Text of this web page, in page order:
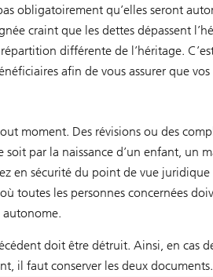
obligatoirement qu’elles seront
craint que les dettes dépassent
différente de l’héritage.
afin de vous assurer que
moment. Des révisions ou des
par la naissance d’un enfant, un
en sécurité du point de vue
toutes les personnes concernées
doit être détruit. Ainsi, en cas
il faut conserver les deux documents.